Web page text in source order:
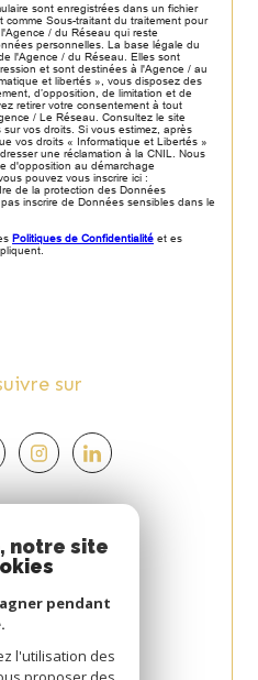
sont enregistrées dans un fichier
comme Sous-traitant du traitement pour
/ du Réseau qui reste
personnelles. La base légale du
l'Agence / du Réseau. Elles sont
et sont destinées à l'Agence / au
et libertés », vous disposez des
d’opposition, de limitation et de
retirer votre consentement à tout
/ Le Réseau. Consultez le site
vos droits. Si vous estimez, après
vos droits « Informatique et Libertés »
une réclamation à la CNIL. Nous
d'opposition au démarchage
pouvez vous inscrire ici :
de la protection des Données
inscrire de Données sensibles dans le
Politiques de Confidentialité et es
sur
Avis
notre site
pendant
l'utilisation des